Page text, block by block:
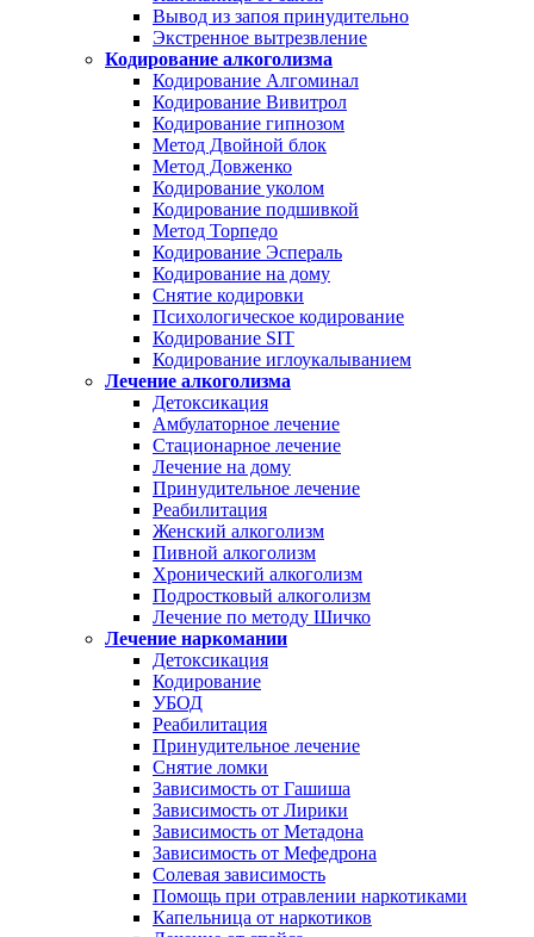
Вывод из запоя принудительно
Экстренное вытрезвление
Кодирование алкоголизма
Кодирование Алгоминал
Кодирование Вивитрол
Кодирование гипнозом
Метод Двойной блок
Метод Довженко
Кодирование уколом
Кодирование подшивкой
Метод Торпедо
Кодирование Эспераль
Кодирование на дому
Снятие кодировки
Психологическое кодирование
Кодирование SIT
Кодирование иглоукалыванием
Лечение алкоголизма
Детоксикация
Амбулаторное лечение
Стационарное лечение
Лечение на дому
Принудительное лечение
Реабилитация
Женский алкоголизм
Пивной алкоголизм
Хронический алкоголизм
Подростковый алкоголизм
Лечение по методу Шичко
Лечение наркомании
Детоксикация
Кодирование
УБОД
Реабилитация
Принудительное лечение
Снятие ломки
Зависимость от Гашиша
Зависимость от Лирики
Зависимость от Метадона
Зависимость от Мефедрона
Солевая зависимость
Помощь при отравлении наркотиками
Капельница от наркотиков